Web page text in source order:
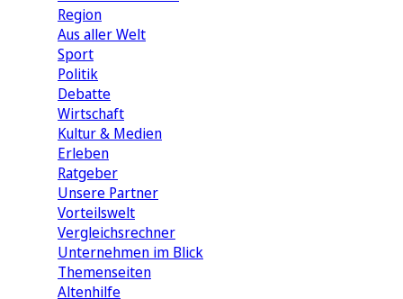
Region
Aus aller Welt
Sport
Politik
Debatte
Wirtschaft
Kultur & Medien
Erleben
Ratgeber
Unsere Partner
Vorteilswelt
Vergleichsrechner
Unternehmen im Blick
Themenseiten
Altenhilfe